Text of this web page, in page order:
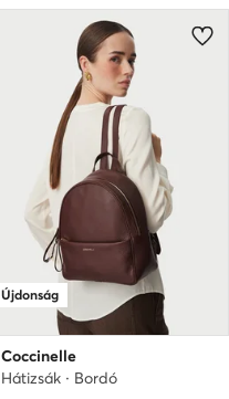
Újdonság
Coccinelle
Hátizsák · Bordó